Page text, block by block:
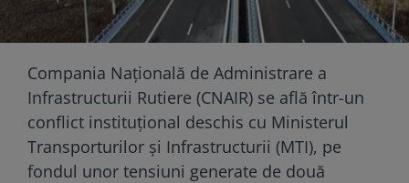
Compania Națională de Administrare a
Infrastructurii Rutiere (CNAIR) se află într-un
conflict instituțional deschis cu Ministerul
Transporturilor și Infrastructurii (MTI), pe
fondul unor tensiuni generate de două